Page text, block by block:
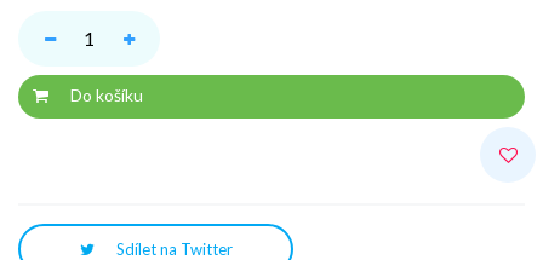
Do košíku
Sdílet na Twitter